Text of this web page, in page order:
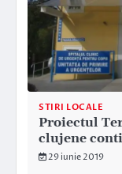
STIRI LOCALE
Proiectul
clujene
29 iunie 2019